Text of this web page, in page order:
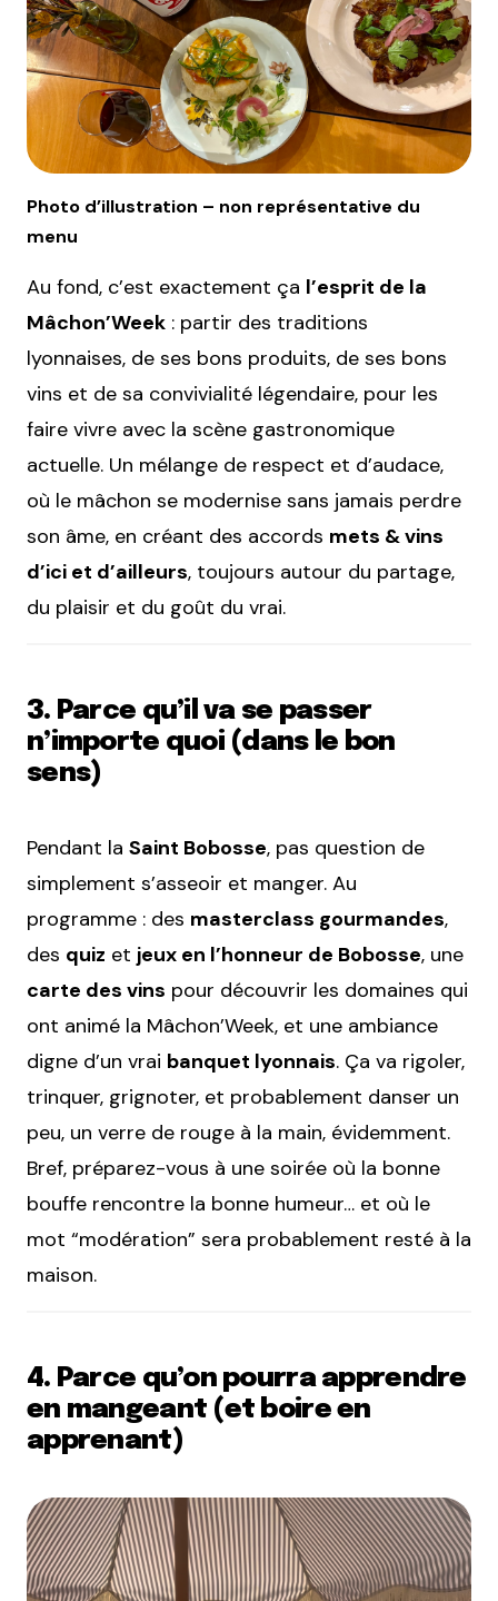
Photo d’illustration – non représentative du
menu
Au fond, c’est exactement ça l’esprit de la
Mâchon’Week : partir des traditions
lyonnaises, de ses bons produits, de ses bons
vins et de sa convivialité légendaire, pour les
faire vivre avec la scène gastronomique
actuelle. Un mélange de respect et d’audace,
où le mâchon se modernise sans jamais perdre
son âme, en créant des accords mets & vins
d’ici et d’ailleurs, toujours autour du partage,
du plaisir et du goût du vrai.
3. Parce qu’il va se passer
n’importe quoi (dans le bon
sens)
Pendant la Saint Bobosse, pas question de
simplement s’asseoir et manger. Au
programme : des masterclass gourmandes,
des quiz et jeux en l’honneur de Bobosse, une
carte des vins pour découvrir les domaines qui
ont animé la Mâchon’Week, et une ambiance
digne d’un vrai banquet lyonnais. Ça va rigoler,
trinquer, grignoter, et probablement danser un
peu, un verre de rouge à la main, évidemment.
Bref, préparez-vous à une soirée où la bonne
bouffe rencontre la bonne humeur… et où le
mot “modération” sera probablement resté à la
maison.
4. Parce qu’on pourra apprendre
en mangeant (et boire en
apprenant)